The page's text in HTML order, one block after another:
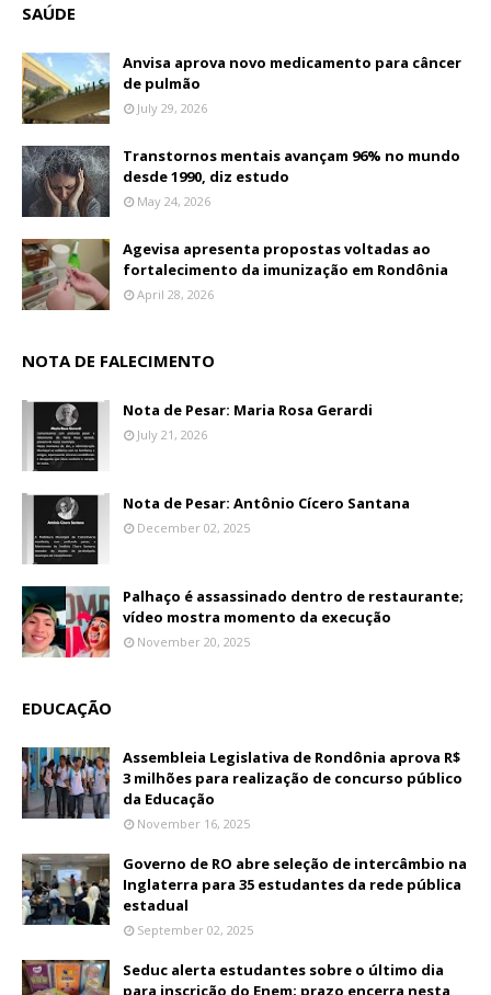
SAÚDE
Anvisa aprova novo medicamento para câncer
de pulmão
July 29, 2026
Transtornos mentais avançam 96% no mundo
desde 1990, diz estudo
May 24, 2026
Agevisa apresenta propostas voltadas ao
fortalecimento da imunização em Rondônia
April 28, 2026
NOTA DE FALECIMENTO
Nota de Pesar: Maria Rosa Gerardi
July 21, 2026
Nota de Pesar: Antônio Cícero Santana
December 02, 2025
Palhaço é assassinado dentro de restaurante;
vídeo mostra momento da execução
November 20, 2025
EDUCAÇÃO
Assembleia Legislativa de Rondônia aprova R$
3 milhões para realização de concurso público
da Educação
November 16, 2025
Governo de RO abre seleção de intercâmbio na
Inglaterra para 35 estudantes da rede pública
estadual
September 02, 2025
Seduc alerta estudantes sobre o último dia
para inscrição do Enem; prazo encerra nesta